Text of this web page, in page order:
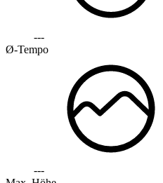
---
Ø-Tempo
---